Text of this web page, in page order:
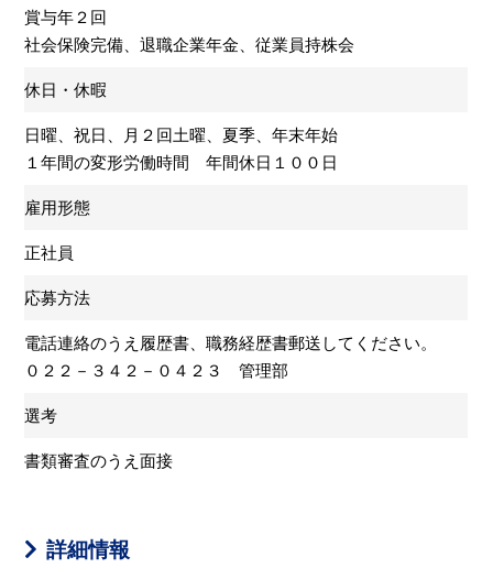
賞与年２回
社会保険完備、退職企業年金、従業員持株会
休日・休暇
日曜、祝日、月２回土曜、夏季、年末年始
１年間の変形労働時間 年間休日１００日
雇用形態
正社員
応募方法
電話連絡のうえ履歴書、職務経歴書郵送してください。
０２２－３４２－０４２３ 管理部
選考
書類審査のうえ面接
詳細情報